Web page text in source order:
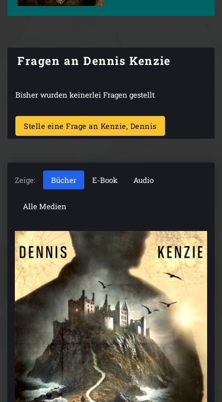
Fragen an Dennis Kenzie
Bisher wurden keinerlei Fragen gestellt
Stelle eine Frage an Kenzie, Dennis
Zeige: Bücher E-Book Audio
Alle Medien